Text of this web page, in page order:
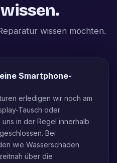
wissen möchten.
Smartphone-
erledigen wir noch am
Tausch oder
in der Regel innerhalb
Bei
wie Wasserschäden
über die